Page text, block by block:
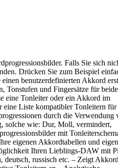
Falls Sie sich
Drücken Sie zum Beispiel
benutzerdefinierten Akkord
und Fingersätze für
eine Tonleiter oder ein Akkord im
Liste kompatibler Tonleitern für
durch die Verwendung
solche wie: Dur, Moll, vermindert,
mit
eigenen Akkordtabellen und
Ihren Lieblings-DAW mit
russisch etc. – Zeigt